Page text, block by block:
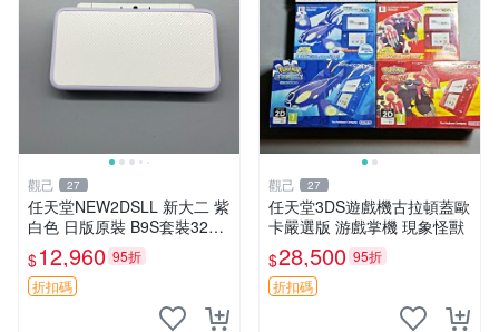
觀己 27
任天堂NEW2DSLL 新大二 紫
白色 日版原裝 B9S套裝32GB
游戲機器完整無缺 成色9新 9
新原裝 NEW2DSLL 日版32G
紅紫配色 測試
$12,960 95折
折扣碼
觀己 27
任天堂3DS遊戲機古拉頓蓋歐
卡嚴選版 游戲掌機 現象怪獸
$28,500 95折
折扣碼